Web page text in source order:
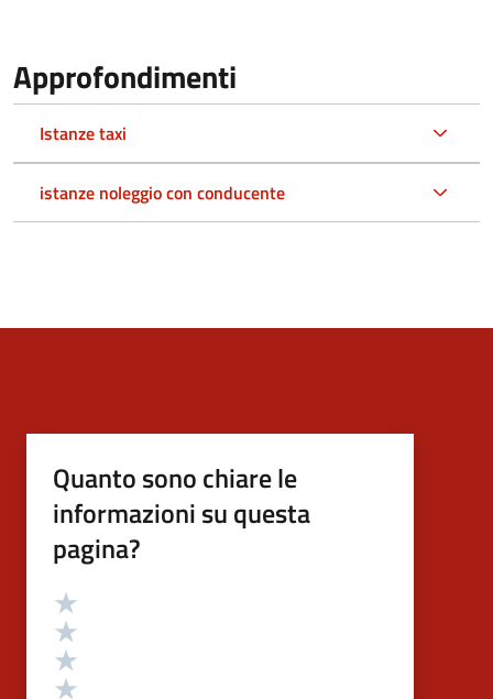
Approfondimenti
Istanze taxi
istanze noleggio con conducente
Quanto sono chiare le
informazioni su questa
pagina?
Valutazione